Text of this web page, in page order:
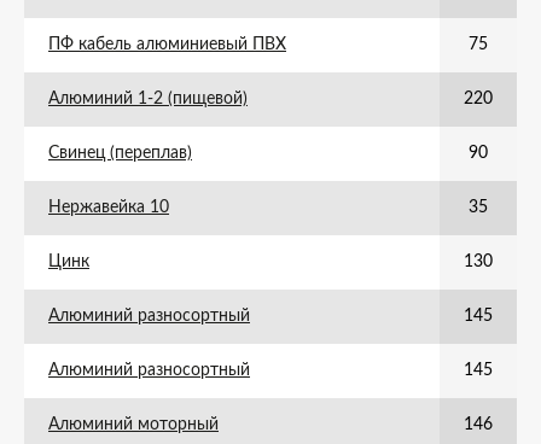
ПФ кабель алюминиевый ПВХ 75
Алюминий 1-2 (пищевой) 220
Свинец (переплав) 90
Нержавейка 10 35
Цинк 130
Алюминий разносортный 145
Алюминий разносортный 145
Алюминий моторный 146